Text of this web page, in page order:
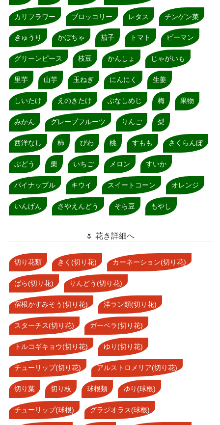
カリフラワー ブロッコリー レタス チンゲン菜
きゅうり かぼちゃ 茄子 トマト ピーマン
グリーンピース 枝豆 かんしょ じゃがいも
里芋 山芋 玉ねぎ にんにく 生姜
しいたけ えのきたけ ぶなしめじ 梅 果物
みかん グレープフルーツ りんご 梨
西洋なし 柿 びわ 桃 すもも さくらんぼ
ぶどう 栗 いちご メロン すいか
パイナップル キウイ スイートコーン オレンジ
いんげん さやえんどう そら豆 もやし
🌷 花き詳細へ
切り花類 きく(切り花) カーネーション(切り花)
ばら(切り花) りんどう(切り花)
宿根かすみそう(切り花) 洋ラン類(切り花)
スターチス(切り花) ガーベラ(切り花)
トルコギキョウ(切り花) ゆり(切り花)
チューリップ(切り花) アルストロメリア(切り花)
切り葉 切り枝 球根類 ゆり(球根)
チューリップ(球根) グラジオラス(球根)